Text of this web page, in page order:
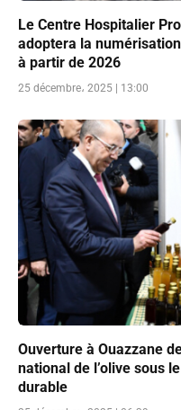
Le Centre Hospitalier
adoptera la
à partir de 2026
25 décembre، 2025 | 13:00
Ouverture à Ouazzane
national de l’olive sous
durable